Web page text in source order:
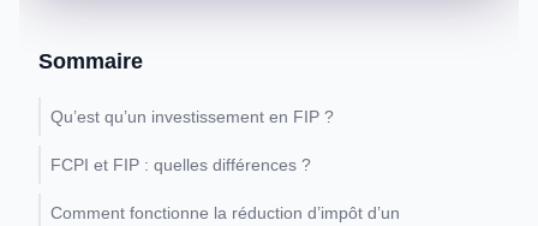
Sommaire
Qu’est qu’un investissement en FIP ?
FCPI et FIP : quelles différences ?
Comment fonctionne la réduction d’impôt d’un